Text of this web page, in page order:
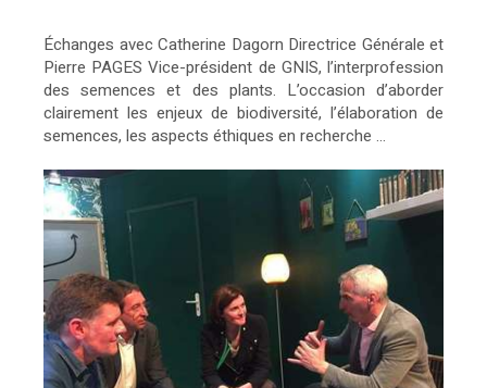
Échanges avec Catherine Dagorn Directrice Générale et
Pierre PAGES Vice-président de GNIS, l’interprofession
des semences et des plants. L’occasion d’aborder
clairement les enjeux de biodiversité, l’élaboration de
semences, les aspects éthiques en recherche ...